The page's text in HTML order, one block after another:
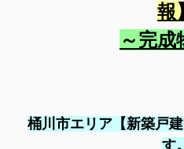
報】
～完成
桶川市エリア 【新築戸
す。